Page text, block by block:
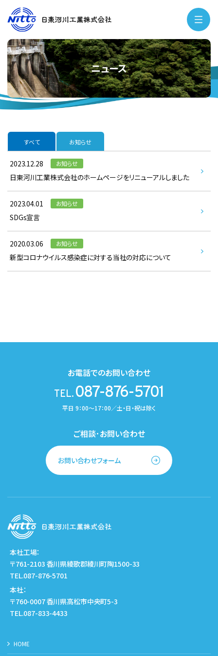
ニュース
すべて お知らせ
2023.12.28 お知らせ
日東河川工業株式会社のホームページをリニューアルしました
2023.04.01 お知らせ
SDGs宣言
2020.03.06 お知らせ
新型コロナウイルス感染症に対する当社の対応について
本社工場：
〒761-2103 香川県綾歌郡綾川町陶1500-33
TEL.087-876-5701
本社：
〒760-0007 香川県高松市中央町5-3
TEL.087-833-4433
お電話でのお問い合わせ
TEL.087-876-5701
平日 9：00～17：00／土・日・祝は除く
ご相談･お問い合わせ
お問い合わせフォーム
HOME